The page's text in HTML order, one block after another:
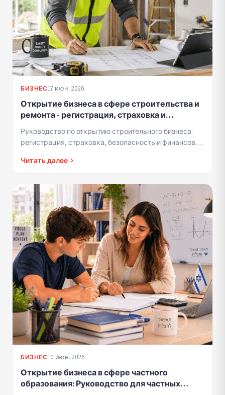
БИЗНЕС17 июн. 2026
Открытие бизнеса в сфере строительства и
ремонта - регистрация, страховка и
соответствие нормативным требованиям
Руководство по открытию строительного бизнеса:
регистрация, страховка, безопасность и финансовое
Читать далее
БИЗНЕС10 июн. 2026
Открытие бизнеса в сфере частного
образования: Руководство для частных